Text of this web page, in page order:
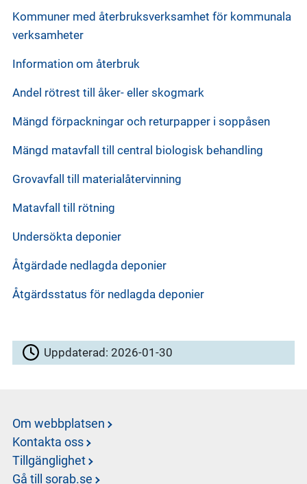
Kommuner med återbruksverksamhet för kommunala
verksamheter
Information om återbruk
Andel rötrest till åker- eller skogmark
Mängd förpackningar och returpapper i soppåsen
Mängd matavfall till central biologisk behandling
Grovavfall till materialåtervinning
Matavfall till rötning
Undersökta deponier
Åtgärdade nedlagda deponier
Åtgärdsstatus för nedlagda deponier
Uppdaterad:2026-01-30
Om webbplatsen
Kontakta oss
Tillgänglighet
Gå till sorab.se